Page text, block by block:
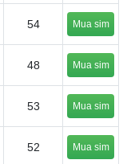
54 Mua sim
48 Mua sim
53 Mua sim
52 Mua sim